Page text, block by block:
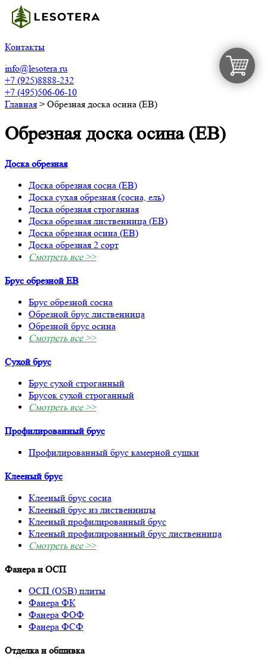
Контакты
info@lesotera.ru
+7 (925)8888-232
+7 (495)506-06-10
Главная > Обрезная доска осина (ЕВ)
Обрезная доска осина (ЕВ)
Доска обрезная
Доска обрезная сосна (ЕВ)
Доска сухая обрезная (сосна, ель)
Доска обрезная строганная
Доска обрезная лиственница (ЕВ)
Доска обрезная осина (ЕВ)
Доска обрезная 2 сорт
Смотреть все >>
Брус обрезной ЕВ
Брус обрезной сосна
Обрезной брус лиственница
Обрезной брус осина
Смотреть все >>
Сухой брус
Брус сухой строганный
Брусок сухой строганный
Смотреть все >>
Профилированный брус
Профилированный брус камерной сушки
Клееный брус
Клееный брус сосна
Клееный брус из лиственницы
Клееный профилированный брус
Клееный профилированный брус лиственница
Смотреть все >>
Фанера и ОСП
ОСП (OSB) плиты
Фанера ФК
Фанера ФОФ
Фанера ФСФ
Отделка и обшивка